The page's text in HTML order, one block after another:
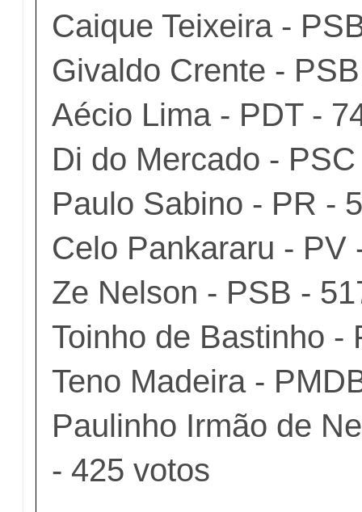
Caique Teixeira -
Givaldo Crente -
Aécio Lima - PDT -
Di do Mercado -
Paulo Sabino - PR -
Celo Pankararu - PV
Ze Nelson - PSB -
Toinho de Bastinho -
Teno Madeira -
Paulinho Irmão de
- 425 votos